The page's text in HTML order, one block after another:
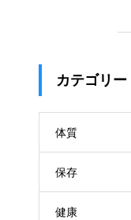
カテゴリー
体質
保存
健康